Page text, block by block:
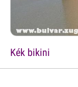
Kék bikini